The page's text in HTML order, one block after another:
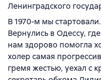
Ленинградского
В 1970-м мы
Вернулись в Одессу,
нам здорово помогла
холер самая
гремя жестью, уехал с